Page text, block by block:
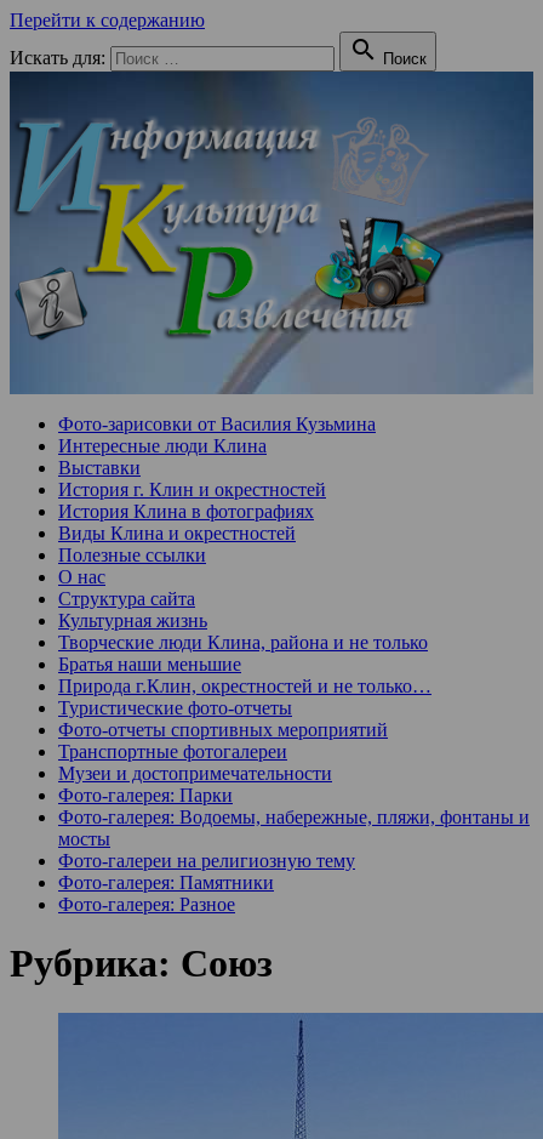
Перейти к содержанию
Искать для:
 Поиск
Фото-зарисовки от Василия Кузьмина
Интересные люди Клина
Выставки
История г. Клин и окрестностей
История Клина в фотографиях
Виды Клина и окрестностей
Полезные ссылки
О нас
Структура сайта
Культурная жизнь
Творческие люди Клина, района и не только
Братья наши меньшие
Природа г.Клин, окрестностей и не только…
Туристические фото-отчеты
Фото-отчеты спортивных мероприятий
Транспортные фотогалереи
Музеи и достопримечательности
Фото-галерея: Парки
Фото-галерея: Водоемы, набережные, пляжи, фонтаны и
мосты
Фото-галереи на религиозную тему
Фото-галерея: Памятники
Фото-галерея: Разное
Рубрика: Союз